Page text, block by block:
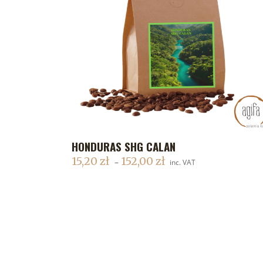
DODAJ DO KOSZYKA
HONDURAS SHG CALAN
15,20 zł – 152,00 zł inc. VAT